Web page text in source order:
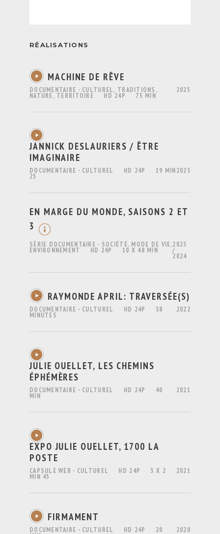
RÉALISATIONS
MACHINE DE RÊVE
DOCUMENTAIRE - CULTUREL, TRADITIONS,
NATURE, TERRITOIRE HD 24P 75 MIN
2025
JANNICK DESLAURIERS / ÊTRE
IMAGINAIRE
DOCUMENTAIRE - CULTUREL HD 24P 19 MIN
25
2023
EN MARGE DU MONDE, SAISONS 2 ET
3
SÉRIE DOCUMENTAIRE - SOCIÉTÉ, MODE DE VIE,
ENVIRONNEMENT HD 24P 10 X 48 MIN
2023
/
2024
RAYMONDE APRIL: TRAVERSÉE(S)
DOCUMENTAIRE - CULTUREL HD 24P 38
MINUTES
2022
JULIE OUELLET, LES CHEMINS
ÉPHÉMÈRES
DOCUMENTAIRE - CULTUREL HD 24P 40
MIN
2021
EXPO JULIE OUELLET, 1700 LA
POSTE
CAPSULE WEB - CULTUREL HD 24P 3 X 2
MIN 45
2021
FIRMAMENT
DOCUMENTAIRE - CULTUREL HD 24P 20 2020